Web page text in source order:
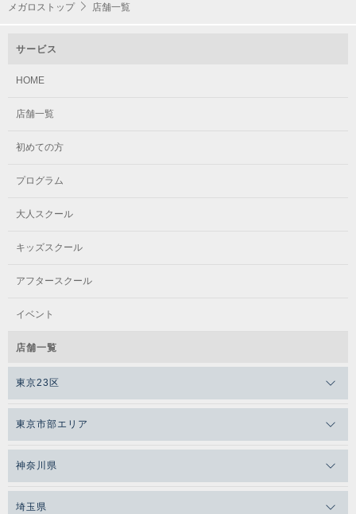
メガロストップ 店舗一覧
サービス
HOME
店舗一覧
初めての方
プログラム
大人スクール
キッズスクール
アフタースクール
イベント
店舗一覧
東京23区
東京市部エリア
神奈川県
埼玉県